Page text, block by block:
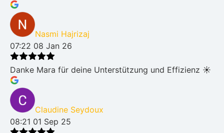
Nasmi Hajrizaj
07:22 08 Jan 26
Danke Mara für deine Unterstützung und Effizienz ☀️
Claudine Seydoux
08:21 01 Sep 25